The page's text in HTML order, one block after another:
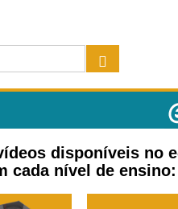
disponíveis no
cada nível de ensino: